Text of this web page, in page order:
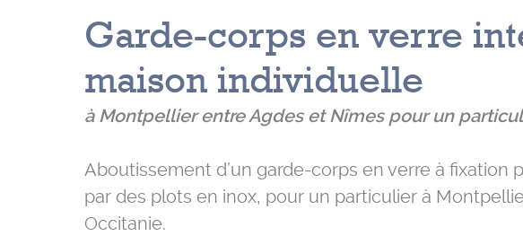
Garde-corps en verre
maison individuelle
à Montpellier entre Agdes et Nîmes pour un
Aboutissement d’un garde-corps en verre à fixation
par des plots en inox, pour un particulier à
Occitanie.